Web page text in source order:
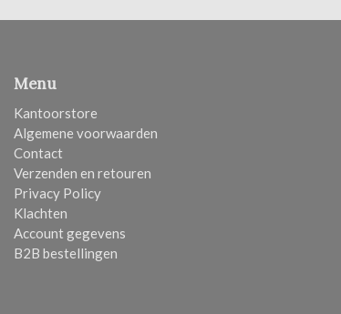
Menu
Kantoorstore
Algemene voorwaarden
Contact
Verzenden en retouren
Privacy Policy
Klachten
Account gegevens
B2B bestellingen